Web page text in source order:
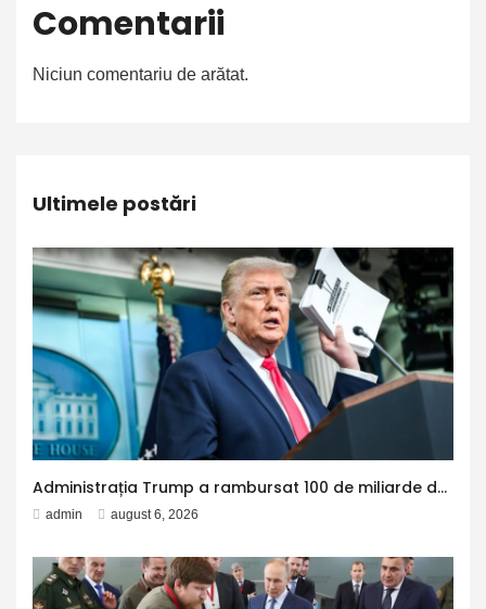
Comentarii
Niciun comentariu de arătat.
Ultimele postări
Administrația Trump a rambursat 100 de miliarde de dolari companiilor americane, după ce Curtea Supremă a decis că tarifele impuse de Trump sunt ilegale
admin august 6, 2026